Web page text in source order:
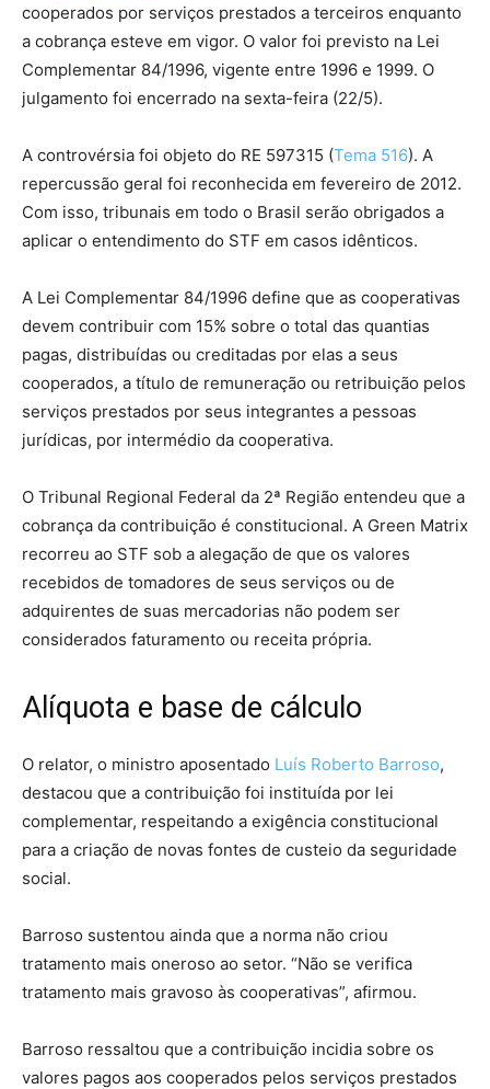
cooperados por serviços prestados a terceiros enquanto
a cobrança esteve em vigor. O valor foi previsto na Lei
Complementar 84/1996, vigente entre 1996 e 1999. O
julgamento foi encerrado na sexta-feira (22/5).
A controvérsia foi objeto do RE 597315 (Tema 516). A
repercussão geral foi reconhecida em fevereiro de 2012.
Com isso, tribunais em todo o Brasil serão obrigados a
aplicar o entendimento do STF em casos idênticos.
A Lei Complementar 84/1996 define que as cooperativas
devem contribuir com 15% sobre o total das quantias
pagas, distribuídas ou creditadas por elas a seus
cooperados, a título de remuneração ou retribuição pelos
serviços prestados por seus integrantes a pessoas
jurídicas, por intermédio da cooperativa.
O Tribunal Regional Federal da 2ª Região entendeu que a
cobrança da contribuição é constitucional. A Green Matrix
recorreu ao STF sob a alegação de que os valores
recebidos de tomadores de seus serviços ou de
adquirentes de suas mercadorias não podem ser
considerados faturamento ou receita própria.
Alíquota e base de cálculo
O relator, o ministro aposentado Luís Roberto Barroso,
destacou que a contribuição foi instituída por lei
complementar, respeitando a exigência constitucional
para a criação de novas fontes de custeio da seguridade
social.
Barroso sustentou ainda que a norma não criou
tratamento mais oneroso ao setor. “Não se verifica
tratamento mais gravoso às cooperativas”, afirmou.
Barroso ressaltou que a contribuição incidia sobre os
valores pagos aos cooperados pelos serviços prestados